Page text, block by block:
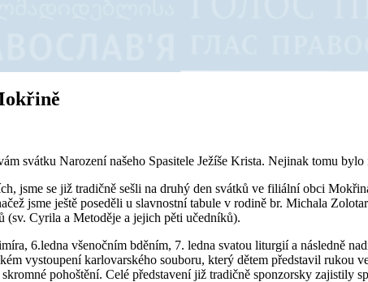
svátku Narození našeho Spasitele Ježíše Krista. Nejinak tomu bylo
jsme se již tradičně sešli na druhý den svátků ve filiální obci
jsme ještě poseděli u slavnostní tabule v rodině br. Michala
(sv. Cyrila a Metoděje a jejich pěti učedníků).
6.ledna všenočním bděním, 7. ledna svatou liturgií a následně
vystoupení karlovarského souboru, který dětem představil
pohoštění. Celé představení již tradičně sponzorsky zajistily